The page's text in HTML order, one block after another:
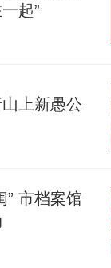
起”
上新愚公
” 市档案馆